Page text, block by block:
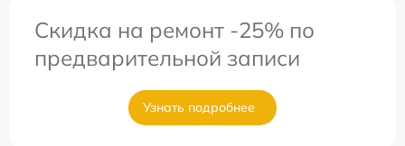
Скидка на ремонт -25% по
предварительной записи
Узнать подробнее